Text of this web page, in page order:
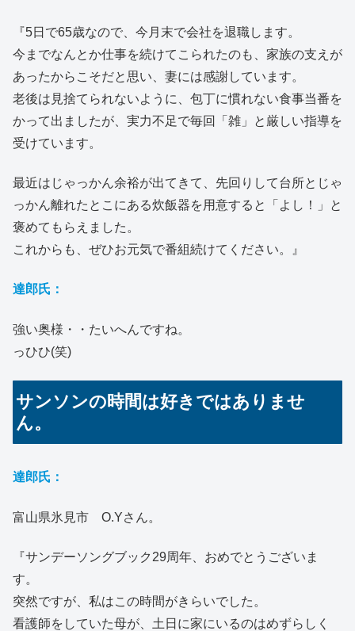
『5日で65歳なので、今月末で会社を退職します。
今までなんとか仕事を続けてこられたのも、家族の支えが
あったからこそだと思い、妻には感謝しています。
老後は見捨てられないように、包丁に慣れない食事当番を
かって出ましたが、実力不足で毎回「雑」と厳しい指導を
受けています。
最近はじゃっかん余裕が出てきて、先回りして台所とじゃ
っかん離れたとこにある炊飯器を用意すると「よし！」と
褒めてもらえました。
これからも、ぜひお元気で番組続けてください。』
達郎氏：
強い奥様・・たいへんですね。
っひひ(笑)
サンソンの時間は好きではありませ
ん。
達郎氏：
富山県氷見市 O.Yさん。
『サンデーソングブック29周年、おめでとうございま
す。
突然ですが、私はこの時間がきらいでした。
看護師をしていた母が、土日に家にいるのはめずらしく